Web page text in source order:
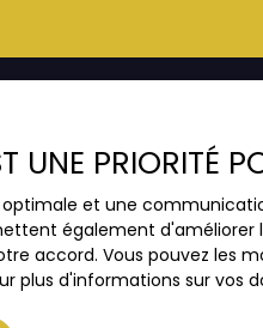
JE SUIS
Estimez votre bien
Vendre avec nous
Espace vendeur
UNE PRIORITÉ
et une
également
accord. Vous pouvez les
plus d'informations sur vos